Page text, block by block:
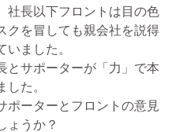
社長以下フロントは目の色
クを冒しても親会社を説得
いました。
とサポーターが「力」で本
た。
ポーターとフロントの意見
ょうか？